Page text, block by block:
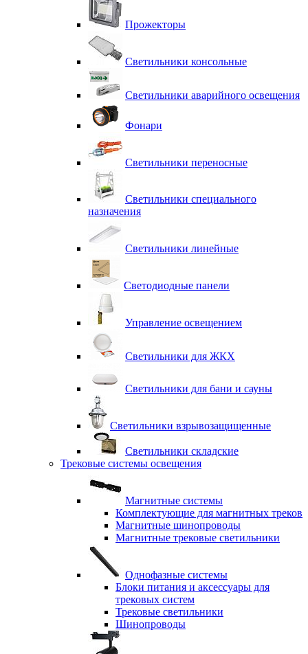
Прожекторы
Светильники консольные
Светильники аварийного освещения
Фонари
Светильники переносные
Светильники специального
назначения
Светильники линейные
Светодиодные панели
Управление освещением
Светильники для ЖКХ
Светильники для бани и сауны
Светильники взрывозащищенные
Светильники складские
Трековые системы освещения
Магнитные системы
Комплектующие для магнитных треков
Магнитные шинопроводы
Магнитные трековые светильники
Однофазные системы
Блоки питания и аксессуары для
трековых систем
Трековые светильники
Шинопроводы